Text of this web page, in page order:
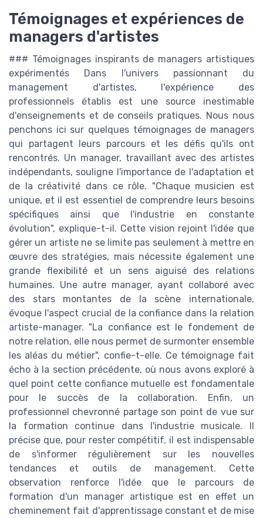
Témoignages et expériences de
managers d'artistes
### Témoignages inspirants de managers artistiques
expérimentés Dans l'univers passionnant du
management d'artistes, l'expérience des
professionnels établis est une source inestimable
d'enseignements et de conseils pratiques. Nous nous
penchons ici sur quelques témoignages de managers
qui partagent leurs parcours et les défis qu'ils ont
rencontrés. Un manager, travaillant avec des artistes
indépendants, souligne l'importance de l'adaptation et
de la créativité dans ce rôle. "Chaque musicien est
unique, et il est essentiel de comprendre leurs besoins
spécifiques ainsi que l'industrie en constante
évolution", explique-t-il. Cette vision rejoint l'idée que
gérer un artiste ne se limite pas seulement à mettre en
œuvre des stratégies, mais nécessite également une
grande flexibilité et un sens aiguisé des relations
humaines. Une autre manager, ayant collaboré avec
des stars montantes de la scène internationale,
évoque l'aspect crucial de la confiance dans la relation
artiste-manager. "La confiance est le fondement de
notre relation, elle nous permet de surmonter ensemble
les aléas du métier", confie-t-elle. Ce témoignage fait
écho à la section précédente, où nous avons exploré à
quel point cette confiance mutuelle est fondamentale
pour le succès de la collaboration. Enfin, un
professionnel chevronné partage son point de vue sur
la formation continue dans l'industrie musicale. Il
précise que, pour rester compétitif, il est indispensable
de s'informer régulièrement sur les nouvelles
tendances et outils de management. Cette
observation renforce l'idée que le parcours de
formation d'un manager artistique est en effet un
cheminement fait d'apprentissage constant et de mise